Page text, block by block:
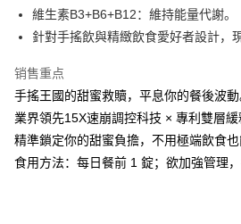
一、關於 AFTEE先享後付
1. 於付款方式選擇AFTEE先享後付，將跳出
窗。
3. 訂單確認後不需事先繳費，商品會配送至您
4. 下訂完成後，您的手機會收到一封繳費通知
AFTEE APP推播通知。
5. 收到商品當下無需繳費，確認無誤後，請再
APP於四大便利商店‧ATM/網銀等方式進行付
請留意繳費期限為 14 天。唯有下載 AFTEE
ATM付款
运送方式
全家付款取貨
每笔NT$100，满NT$600(含以上)免运费
付款後全家取貨
維生素B3+B6+B12：維持能量代謝。
針對手搖飲與精緻飲食愛好者設計，
销售重点
手搖王國的甜蜜救贖，平息你的餐後波動
業界領先15X速崩調控科技 × 專利雙層
精準鎖定你的甜蜜負擔，不用極端飲食也
食用方法：每日餐前 1 錠；欲加強管理，